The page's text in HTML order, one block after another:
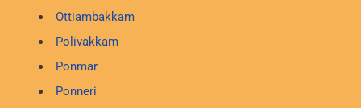
Ottiambakkam
Polivakkam
Ponmar
Ponneri